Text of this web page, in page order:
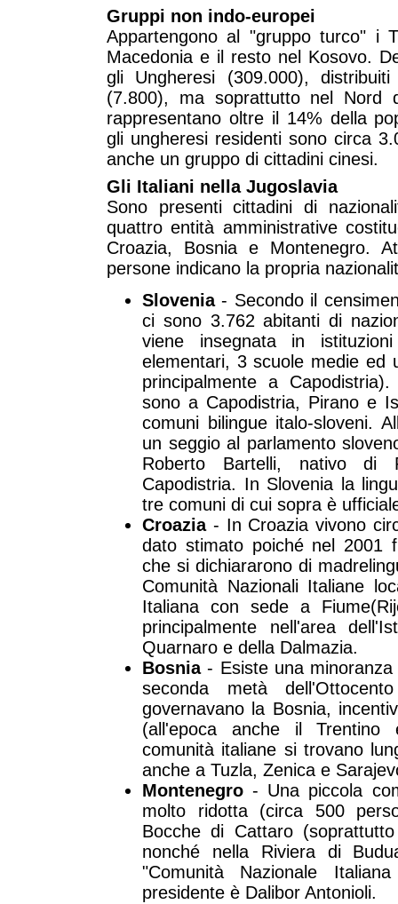
Gruppi non indo-europei
Appartengono al "gruppo turco" i
Macedonia e il resto nel Kosovo.
gli Ungheresi (309.000),
(7.800), ma soprattutto nel Nord
rappresentano oltre il 14% della
gli ungheresi residenti sono circa
anche un gruppo di cittadini cinesi.
Gli Italiani nella Jugoslavia
Sono presenti cittadini di
quattro entità amministrative
Croazia, Bosnia e Montenegro.
persone indicano la propria
Slovenia- Secondo il
ci sono 3.762 abitanti di
viene insegnata in
elementari, 3 scuole medie ed
principalmente a
sono a Capodistria, Pirano e
comuni bilingue italo-sloveni.
un seggio al parlamento
Roberto Bartelli, nativo di
Capodistria. In Slovenia la
tre comuni di cui sopra è
Croazia- In Croazia vivono
dato stimato poiché nel 2001
che si dichiararono di
Comunità Nazionali Italiane
Italiana con sede a
principalmente nell'area
Quarnaro e della Dalmazia.
Bosnia- Esiste una minoranza
seconda metà
governavano la Bosnia,
(all'epoca anche il
comunità italiane si trovano
anche a Tuzla, Zenica e
Montenegro - Una piccola
molto ridotta (circa 500
Bocche di Cattaro
nonché nella Riviera di
"Comunità Nazionale
presidente è Dalibor Antonioli.